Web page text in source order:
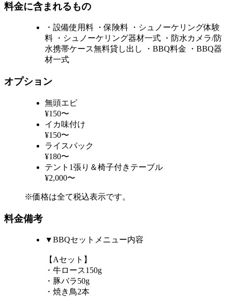
料金に含まれるもの
・設備使用料 ・保険料 ・シュノーケリング体験
料 ・シュノーケリング器材一式 ・防水カメラ/防
水携帯ケース無料貸し出し ・BBQ料金 ・BBQ器
材一式
オプション
無頭エビ
¥150〜
イカ味付け
¥150〜
ライスパック
¥180〜
テント1張り＆椅子付きテーブル
¥2,000〜
※価格は全て税込表示です。
料金備考
▼BBQセットメニュー内容
【Aセット】
・牛ロース150g
・豚バラ50g
・焼き鳥2本